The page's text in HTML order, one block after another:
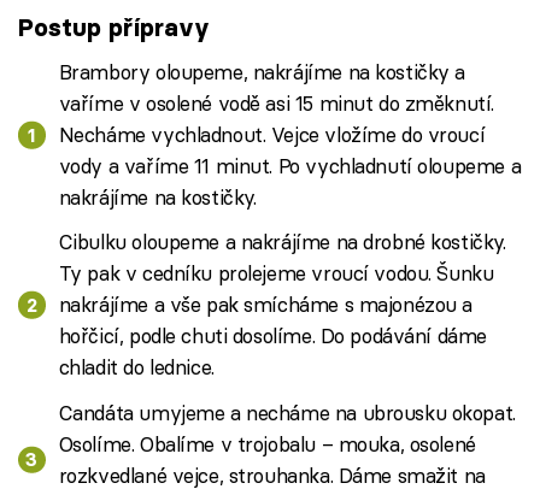
Postup přípravy
Brambory oloupeme, nakrájíme na kostičky a
vaříme v osolené vodě asi 15 minut do změknutí.
Necháme vychladnout. Vejce vložíme do vroucí
vody a vaříme 11 minut. Po vychladnutí oloupeme a
nakrájíme na kostičky.
Cibulku oloupeme a nakrájíme na drobné kostičky.
Ty pak v cedníku prolejeme vroucí vodou. Šunku
nakrájíme a vše pak smícháme s majonézou a
hořčicí, podle chuti dosolíme. Do podávání dáme
chladit do lednice.
Candáta umyjeme a necháme na ubrousku okopat.
Osolíme. Obalíme v trojobalu – mouka, osolené
rozkvedlané vejce, strouhanka. Dáme smažit na